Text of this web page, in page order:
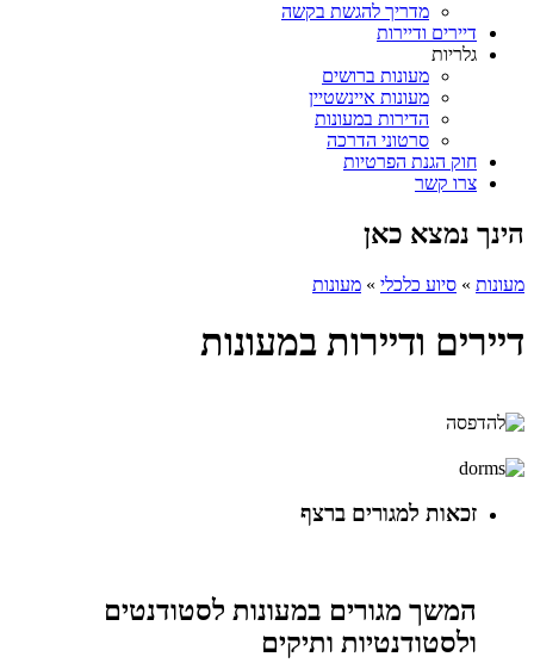
מדריך להגשת בקשה
דיירים ודיירות
גלריות
מעונות ברושים
מעונות איינשטיין
הדירות במעונות
סרטוני הדרכה
חוק הגנת הפרטיות
צרו קשר
הינך נמצא כאן
מעונות » סיוע כלכלי » מעונות
דיירים ודיירות במעונות
זכאות למגורים ברצף
המשך מגורים במעונות לסטודנטים
ולסטודנטיות ותיקים